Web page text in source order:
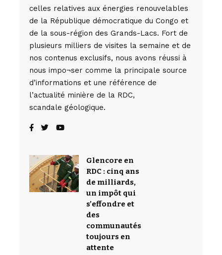
celles relatives aux énergies renouvelables
de la République démocratique du Congo et
de la sous-région des Grands-Lacs. Fort de
plusieurs milliers de visites la semaine et de
nos contenus exclusifs, nous avons réussi à
nous impo¬ser comme la principale source
d’informations et une référence de
l’actualité minière de la RDC,
scandale géologique.
Glencore en
RDC : cinq ans
de milliards,
un impôt qui
s’effondre et
des
communautés
toujours en
attente